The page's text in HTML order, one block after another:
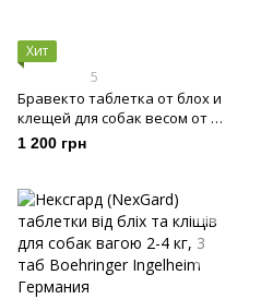
Хит
5
Бравекто таблетка от блох и
клещей для собак весом от 10
до 20 кг, 500 мг
1 200 грн